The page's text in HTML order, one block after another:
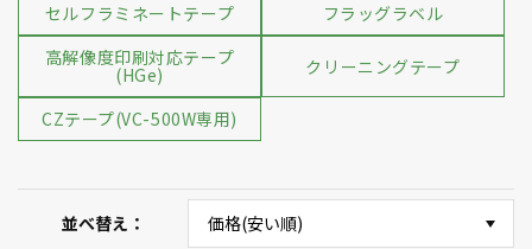
セルフラミネートテープ
フラッグラベル
高解像度印刷対応テープ
(HGe) クリーニングテープ
CZテープ(VC-500W専用)
並べ替え